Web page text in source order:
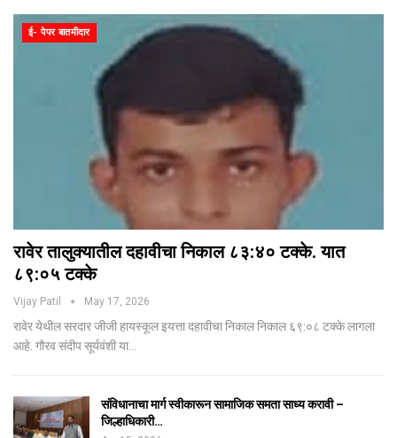
ई- पेपर बातमीदार
रावेर तालुक्यातील दहावीचा निकाल ८३:४० टक्के. यात
८९:०५ टक्के
Vijay Patil May 17, 2026
रावेर येथील सरदार जीजी हायस्कूल इयत्ता दहावीचा निकाल निकाल ६९:०८ टक्के लागला
आहे. गौरव संदीप सूर्यवंशी या…
संविधानाचा मार्ग स्वीकारून सामाजिक समता साध्य करावी –
जिल्हाधिकारी…